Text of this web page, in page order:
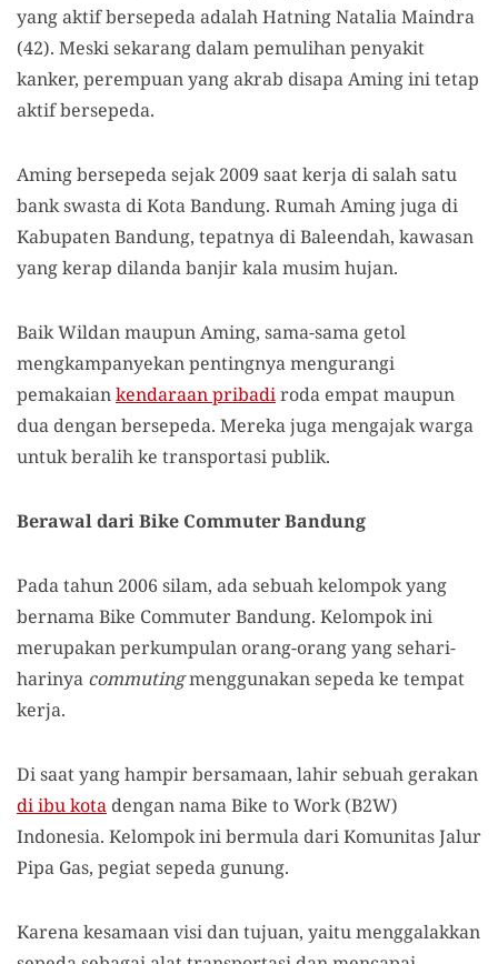
yang aktif bersepeda adalah Hatning Natalia Maindra
(42). Meski sekarang dalam pemulihan penyakit
kanker, perempuan yang akrab disapa Aming ini tetap
aktif bersepeda.
Aming bersepeda sejak 2009 saat kerja di salah satu
bank swasta di Kota Bandung. Rumah Aming juga di
Kabupaten Bandung, tepatnya di Baleendah, kawasan
yang kerap dilanda banjir kala musim hujan.
Baik Wildan maupun Aming, sama-sama getol
mengkampanyekan pentingnya mengurangi
pemakaiankendaraan pribadiroda empat maupun
dua dengan bersepeda. Mereka juga mengajak warga
untuk beralih ke transportasi publik.
Berawal dari Bike Commuter Bandung
Pada tahun 2006 silam, ada sebuah kelompok yang
bernama Bike Commuter Bandung. Kelompok ini
merupakan perkumpulan orang-orang yang sehari-
harinya commutingmenggunakan sepeda ke tempat
kerja.
Di saat yang hampir bersamaan, lahir sebuah gerakan
di ibu kota dengan nama Bike to Work (B2W)
Indonesia. Kelompok ini bermula dari Komunitas Jalur
Pipa Gas, pegiat sepeda gunung.
Karena kesamaan visi dan tujuan, yaitu menggalakkan